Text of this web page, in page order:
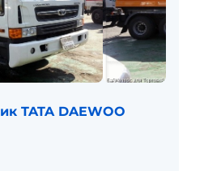
TATA DAEWOO